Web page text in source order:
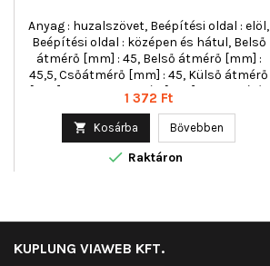
Anyag : huzalszövet, Beépítési oldal : elöl,
Beépítési oldal : középen és hátul, Belső
átmérő [mm] : 45, Belső átmérő [mm] :
45,5, Csőátmérő [mm] : 45, Külső átmérő
[mm] : 59,5, Magasság [mm] : 13, Tömítés
fajta : acél tömítés
Ár
1 372 Ft
 Kosárba Bővebben
 Raktáron
KUPLUNG VIAWEB KFT.